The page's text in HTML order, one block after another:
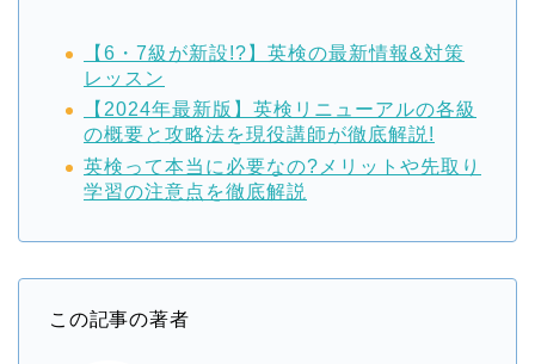
【6・7級が新設!?】英検の最新情報&対策
レッスン
【2024年最新版】英検リニューアルの各級
の概要と攻略法を現役講師が徹底解説!
英検って本当に必要なの?メリットや先取り
学習の注意点を徹底解説
この記事の著者